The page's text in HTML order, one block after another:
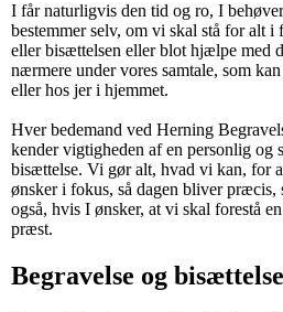
I får naturligvis den tid og ro, I
bestemmer selv, om vi skal stå for alt i
eller bisættelsen eller blot hjælpe med
nærmere under vores samtale, som
eller hos jer i hjemmet.
Hver bedemand ved Herning
kender vigtigheden af en personlig og
bisættelse. Vi gør alt, hvad vi kan, for
ønsker i fokus, så dagen bliver
også, hvis I ønsker, at vi skal forestå
præst.
Begravelse og